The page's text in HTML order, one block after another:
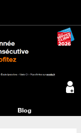
Blog